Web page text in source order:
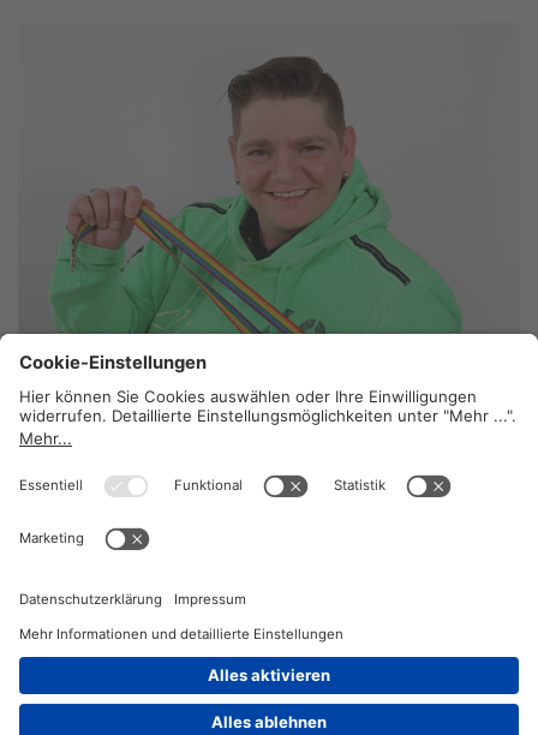
13. Juli 2026